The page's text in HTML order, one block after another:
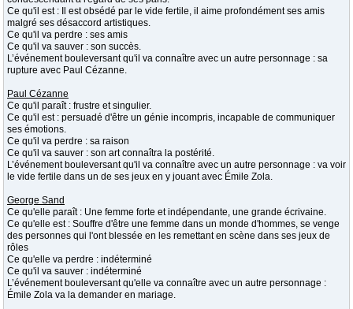
Ce qu'il est : Il est obsédé par le vide fertile, il aime profondément ses amis
malgré ses désaccord artistiques.
Ce qu'il va perdre : ses amis
Ce qu'il va sauver : son succès.
L’événement bouleversant qu'il va connaître avec un autre personnage : sa
rupture avec Paul Cézanne.
Paul Cézanne
Ce qu'il paraît : frustre et singulier.
Ce qu'il est : persuadé d'être un génie incompris, incapable de communiquer
ses émotions.
Ce qu'il va perdre : sa raison
Ce qu'il va sauver : son art connaîtra la postérité.
L’événement bouleversant qu'il va connaître avec un autre personnage : va voir
le vide fertile dans un de ses jeux en y jouant avec Émile Zola.
George Sand
Ce qu'elle paraît : Une femme forte et indépendante, une grande écrivaine.
Ce qu'elle est : Souffre d'être une femme dans un monde d'hommes, se venge
des personnes qui l'ont blessée en les remettant en scène dans ses jeux de
rôles
Ce qu'elle va perdre : indéterminé
Ce qu'il va sauver : indéterminé
L’événement bouleversant qu'elle va connaître avec un autre personnage :
Émile Zola va la demander en mariage.